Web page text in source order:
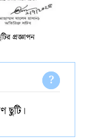
প্রজ্ঞাপন
ছুটি।